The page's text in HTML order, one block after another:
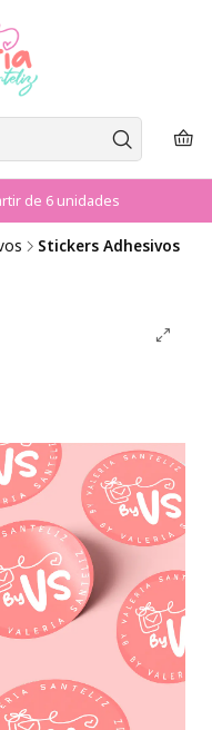
de 6 unidades
Stickers Adhesivos